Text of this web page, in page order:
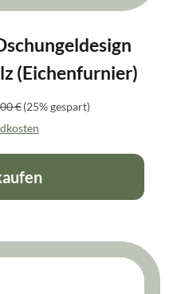
(Eichenfurnier)
Preis:
€ (25% gespart)